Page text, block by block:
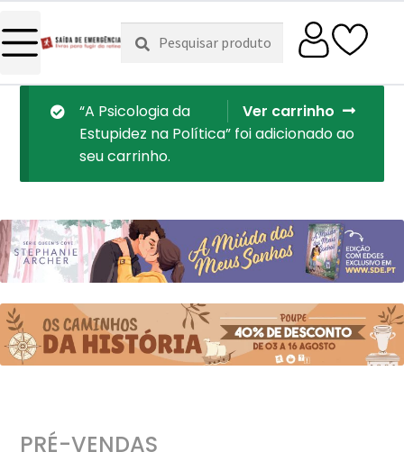
Pesquisar
por:
Pesquisa
Ver carrinho
“A Psicologia da
Estupidez na Política” foi adicionado ao
seu carrinho.
PRÉ-VENDAS